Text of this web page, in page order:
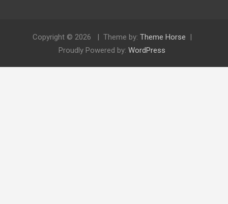
Copyright © 2026 Theme by: Theme Horse
Proudly Powered by: WordPress